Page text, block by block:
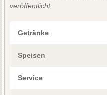
veröffentlicht.
Getränke
Speisen
Service